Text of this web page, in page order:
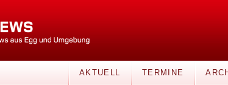
AKTUELL TERMINE